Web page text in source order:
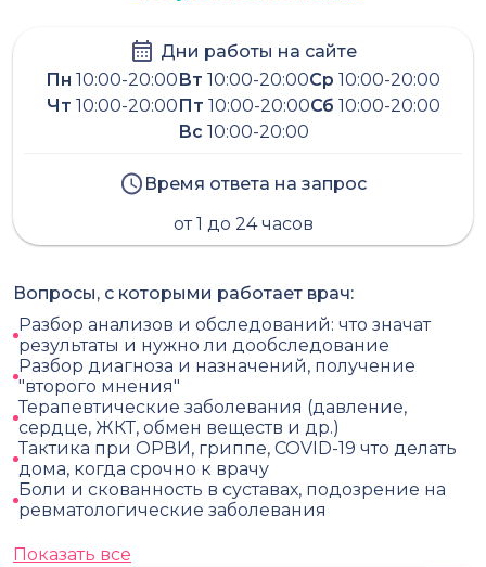
Дни работы на сайте
Пн 10:00-20:00 Вт 10:00-20:00Ср 10:00-20:00
Чт 10:00-20:00 Пт 10:00-20:00Сб 10:00-20:00
Вс 10:00-20:00
Время ответа на запрос
от 1 до 24 часов
Вопросы, с которыми работает врач:
Разбор анализов и обследований: что значат
результаты и нужно ли дообследование
Разбор диагноза и назначений, получение
"второго мнения"
Терапевтические заболевания (давление,
сердце, ЖКТ, обмен веществ и др.)
Тактика при ОРВИ, гриппе, COVID-19 что делать
дома, когда срочно к врачу
Боли и скованность в суставах, подозрение на
ревматологические заболевания
Показать все